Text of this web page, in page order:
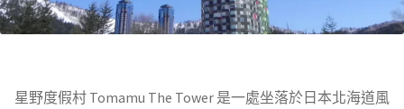
星野度假村 Tomamu The Tower 是一處坐落於日本北海道風